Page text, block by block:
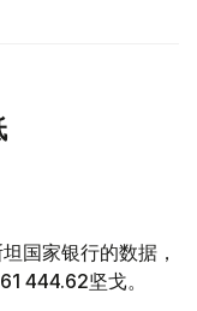
国家银行的数据，
444.62坚戈。